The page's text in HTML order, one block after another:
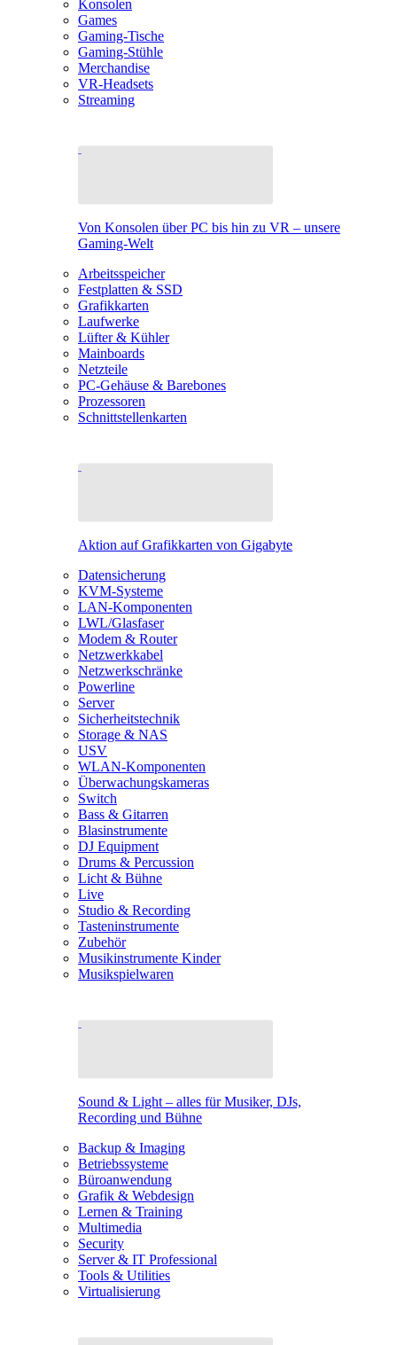
Konsolen
Games
Gaming-Tische
Gaming-Stühle
Merchandise
VR-Headsets
Streaming
Von Konsolen über PC bis hin zu VR – unsere
Gaming-Welt
Arbeitsspeicher
Festplatten & SSD
Grafikkarten
Laufwerke
Lüfter & Kühler
Mainboards
Netzteile
PC-Gehäuse & Barebones
Prozessoren
Schnittstellenkarten
Aktion auf Grafikkarten von Gigabyte
Datensicherung
KVM-Systeme
LAN-Komponenten
LWL/Glasfaser
Modem & Router
Netzwerkkabel
Netzwerkschränke
Powerline
Server
Sicherheitstechnik
Storage & NAS
USV
WLAN-Komponenten
Überwachungskameras
Switch
Bass & Gitarren
Blasinstrumente
DJ Equipment
Drums & Percussion
Licht & Bühne
Live
Studio & Recording
Tasteninstrumente
Zubehör
Musikinstrumente Kinder
Musikspielwaren
Sound & Light – alles für Musiker, DJs,
Recording und Bühne
Backup & Imaging
Betriebssysteme
Büroanwendung
Grafik & Webdesign
Lernen & Training
Multimedia
Security
Server & IT Professional
Tools & Utilities
Virtualisierung